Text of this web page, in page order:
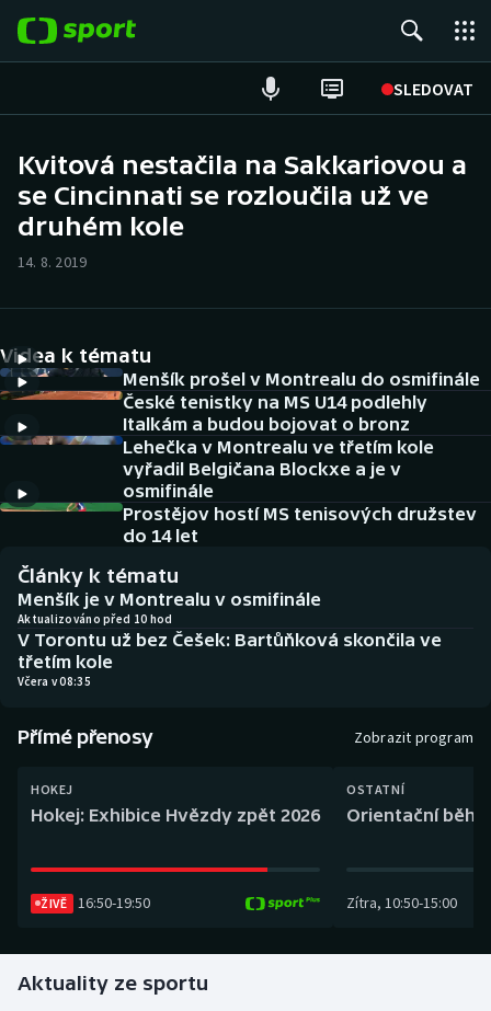
SLEDOVAT
Hokej
Cyklistika
DALŠÍ SPORTY
Americký fotbal
Baseball a softbal
Biatlon
Boby a skeleton
Dostihy
Florbal
Golf
NEPŘEHLÉDNĚTE
Soutěže
Aplikace ČT sport
AZ kvíz
Kvitová nestačila na Sakkariovou a
se Cincinnati se rozloučila už ve
druhém kole
14. 8. 2019
Videa k tématu
Menšík prošel v Montrealu do osmifinále
České tenistky na MS U14 podlehly
Italkám a budou bojovat o bronz
Lehečka v Montrealu ve třetím kole
vyřadil Belgičana Blockxe a je v
osmifinále
Prostějov hostí MS tenisových družstev
do 14 let
Články k tématu
Menšík je v Montrealu v osmifinále
Aktualizováno před 10 hod
V Torontu už bez Češek: Bartůňková skončila ve
třetím kole
Včera v 08:35
Přímé přenosy Zobrazit program
HOKEJ
Hokej: Exhibice Hvězdy zpět 2026
ŽIVĚ 16:50-19:50
OSTATNÍ
Orientační běh:
Zítra, 10:50-15:00
Aktuality ze sportu